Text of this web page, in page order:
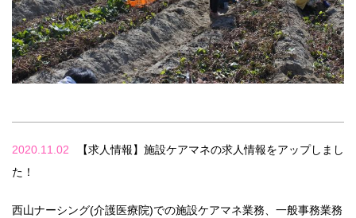
2020.11.02
【求人情報】施設ケアマネの求人情報をアップしまし
た！
西山ナーシング(介護医療院)での施設ケアマネ業務、一般事務業務